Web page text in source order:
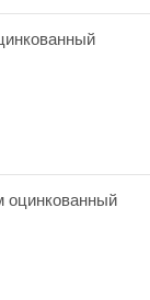
оцинкованный